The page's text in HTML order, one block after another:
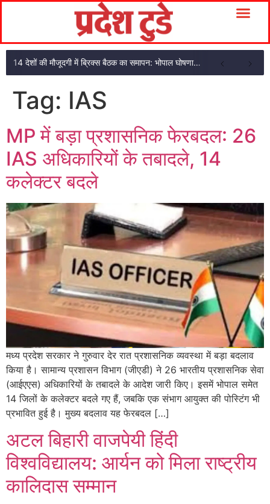
14 देशों की मौजूदगी में ब्रिक्स बैठक का समापन: भोपाल घोषणा पत्र अपनाया
Tag: IAS
MP में बड़ा प्रशासनिक फेरबदल: 26
IAS अधिकारियों के तबादले, 14
कलेक्टर बदले
मध्य प्रदेश सरकार ने गुरुवार देर रात प्रशासनिक व्यवस्था में बड़ा बदलाव
किया है। सामान्य प्रशासन विभाग (जीएडी) ने 26 भारतीय प्रशासनिक सेवा
(आईएएस) अधिकारियों के तबादले के आदेश जारी किए। इसमें भोपाल समेत
14 जिलों के कलेक्टर बदले गए हैं, जबकि एक संभाग आयुक्त की पोस्टिंग भी
प्रभावित हुई है। मुख्य बदलाव यह फेरबदल […]
अटल बिहारी वाजपेयी हिंदी
विश्वविद्यालय: आर्यन को मिला राष्ट्रीय
कालिदास सम्मान